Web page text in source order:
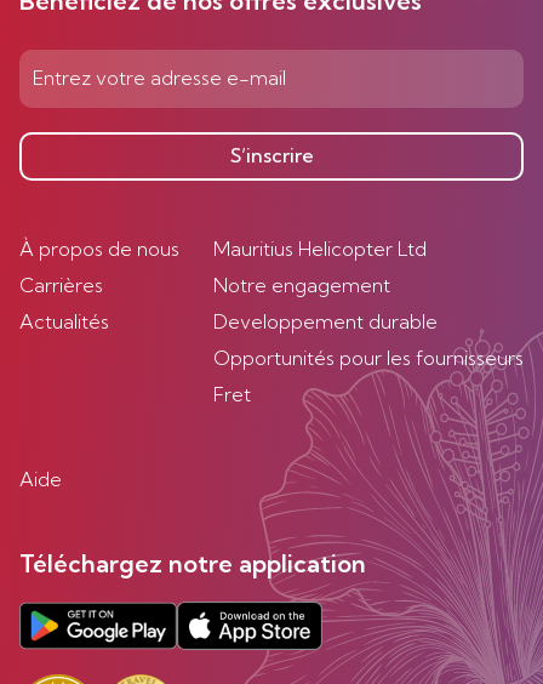
S’inscrire
À propos de nous
Carrières
Actualités
Mauritius Helicopter Ltd
Notre engagement
Developpement durable
Opportunités pour les fournisseurs
Fret
Aide
Téléchargez notre application